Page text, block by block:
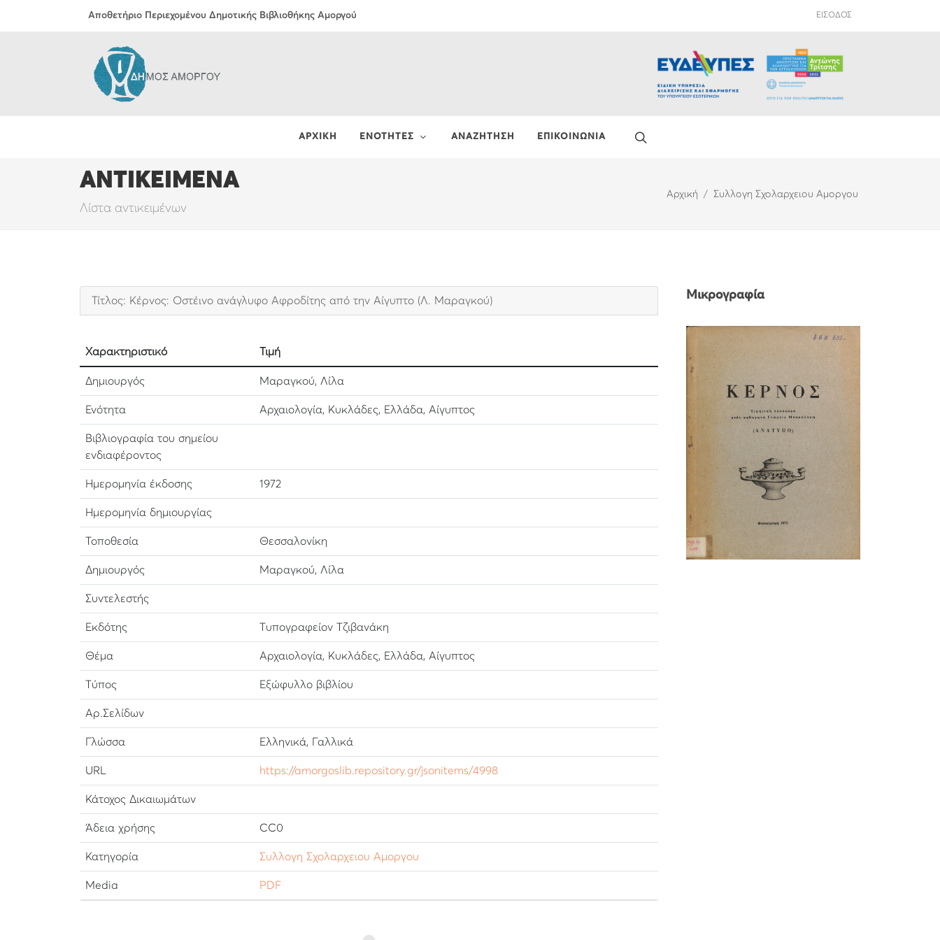
Αποθετήριο Περιεχομένου Δημοτικής Βιβλιοθήκης Αμοργού ΕΙΣΟΔΟΣ
ΑΡΧΙΚΗ ΕΝΟΤΗΤΕΣ ΑΝΑΖΗΤΗΣΗ ΕΠΙΚΟΙΝΩΝΙΑ
ΑΝΤΙΚΕΙΜΕΝΑ
Λίστα αντικειμένων
Αρχική Συλλογη Σχολαρχειου Αμοργου
Τίτλος: Κέρνος: Οστέινο ανάγλυφο Αφροδίτης από την Αίγυπτο (Λ. Μαραγκού)
Χαρακτηριστικό Τιμή
Δημιουργός Μαραγκού, Λίλα
Ενότητα Αρχαιολογία, Κυκλάδες, Ελλάδα, Αίγυπτος
Βιβλιογραφία του σημείου
ενδιαφέροντος
Ημερομηνία έκδοσης 1972
Ημερομηνία δημιουργίας
Τοποθεσία Θεσσαλονίκη
Δημιουργός Μαραγκού, Λίλα
Συντελεστής
Εκδότης Τυπογραφείον Τζιβανάκη
Θέμα Αρχαιολογία, Κυκλάδες, Ελλάδα, Αίγυπτος
Τύπος Εξώφυλλο βιβλίου
Αρ.Σελίδων
Γλώσσα Ελληνικά, Γαλλικά
URL https://amorgoslib.repository.gr/jsonitems/4998
Κάτοχος Δικαιωμάτων
Άδεια χρήσης CC0
Κατηγορία Συλλογη Σχολαρχειου Αμοργου
Media PDF
Μικρογραφία